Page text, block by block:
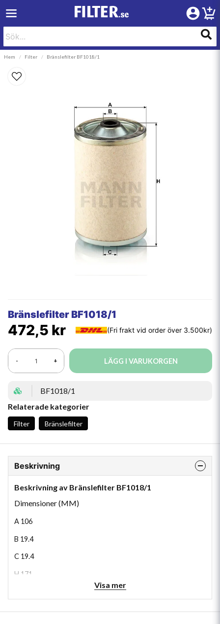
Hem Filter Bränslefilter BF1018/1
Bränslefilter BF1018/1
472,5 kr
- + LÄGG I VARUKORGEN
BF1018/1
Relaterade kategorier
Filter Bränslefilter
Beskrivning
Beskrivning av Bränslefilter BF1018/1
Dimensioner (MM)
A 106
B 19.4
C 19.4
H 171
Visa mer